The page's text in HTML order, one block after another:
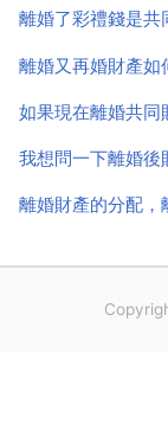
離婚了彩禮錢是共
離婚又再婚財產如
如果現在離婚共同
我想問一下離婚後
離婚財產的分配，